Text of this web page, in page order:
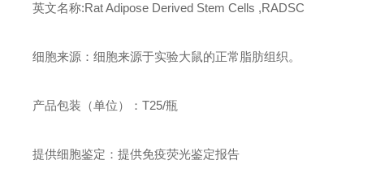
英文名称:Rat Adipose Derived Stem Cells ,RADSC
细胞来源：细胞来源于实验大鼠的正常脂肪组织。
产品包装（单位）：T25/瓶
提供细胞鉴定：提供免疫荧光鉴定报告